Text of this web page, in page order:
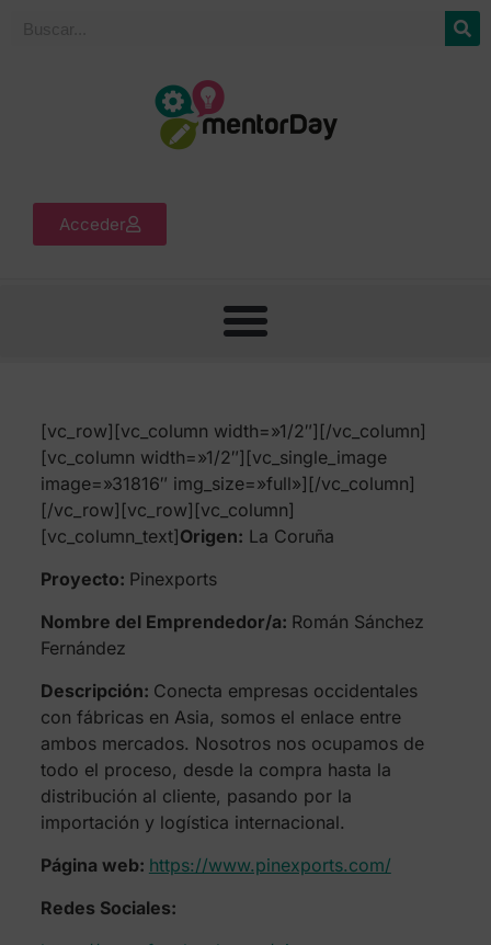
Acceder
[vc_row][vc_column width=»1/2″][/vc_column]
[vc_column width=»1/2″][vc_single_image
image=»31816″ img_size=»full»][/vc_column]
[/vc_row][vc_row][vc_column]
[vc_column_text]Origen: La Coruña
Proyecto: Pinexports
Nombre del Emprendedor/a: Román Sánchez
Fernández
Descripción: Conecta empresas occidentales
con fábricas en Asia, somos el enlace entre
ambos mercados. Nosotros nos ocupamos de
todo el proceso, desde la compra hasta la
distribución al cliente, pasando por la
importación y logística internacional.
Página web: https://www.pinexports.com/
Redes Sociales: